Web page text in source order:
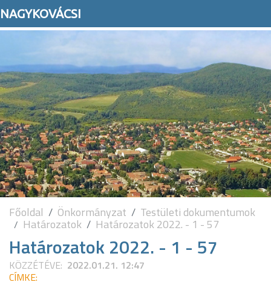
NAGYKOVÁCSI
Főoldal Önkormányzat Testületi dokumentumok
Határozatok Határozatok 2022. - 1 - 57
Határozatok 2022. - 1 - 57
KÖZZÉTÉVE: 2022.01.21. 12:47
CÍMKE: